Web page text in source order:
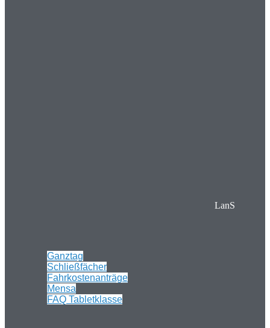
LanS
Ganztag
Schließfächer
Fahrkostenanträge
Mensa
FAQ Tabletklasse